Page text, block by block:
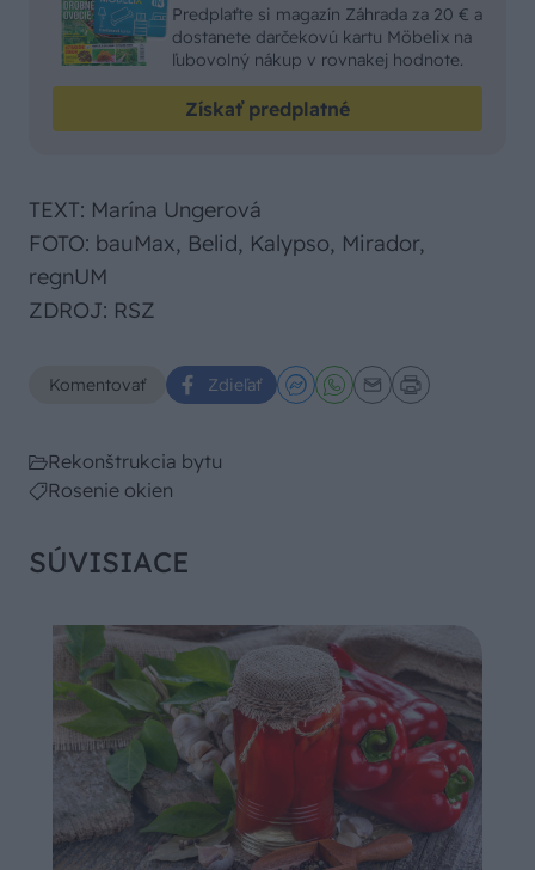
Predplaťte si magazín Záhrada za 20 € a
dostanete darčekovú kartu Möbelix na
ľubovolný nákup v rovnakej hodnote.
Získať predplatné
TEXT: Marína Ungerová
FOTO: bauMax, Belid, Kalypso, Mirador,
regnUM
ZDROJ: RSZ
Komentovať Zdieľať
Rekonštrukcia bytu
Rosenie okien
SÚVISIACE